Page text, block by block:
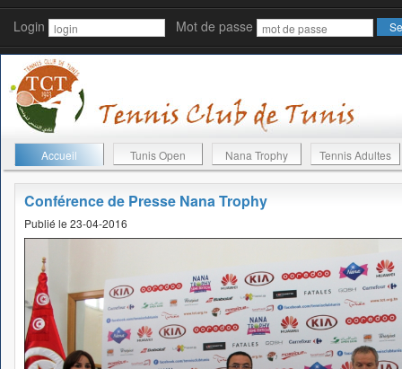
Login Mot de passe
Accueil Tunis Open Nana Trophy Tennis Adultes
Conférence de Presse Nana Trophy
Publié le 23-04-2016